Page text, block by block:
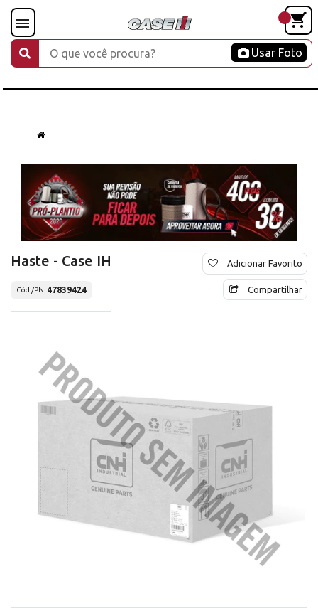
Usar Foto
Haste - Case IH
Cód./PN 47839424
Adicionar Favorito
Compartilhar